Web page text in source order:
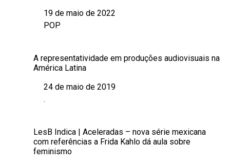
Data19 de maio de 2022
Em relação a
POP
A representatividade em produções audiovisuais na
América Latina
Data
24 de maio de 2019
Em relação a
.
LesB Indica | Aceleradas – nova série mexicana
com referências a Frida Kahlo dá aula sobre
feminismo